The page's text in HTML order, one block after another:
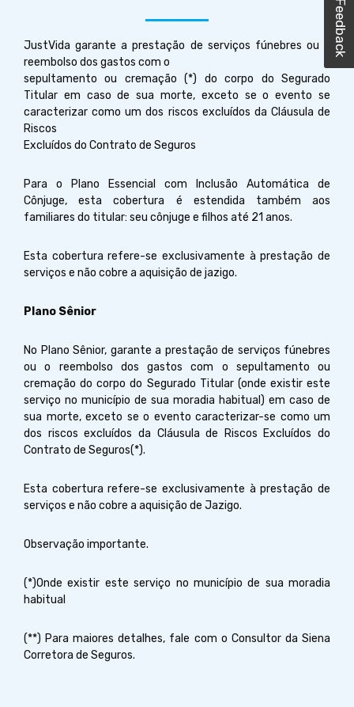
JustVida garante a prestação de serviços fúnebres ou o
reembolso dos gastos com o
sepultamento ou cremação (*) do corpo do Segurado
Titular em caso de sua morte, exceto se o evento se
caracterizar como um dos riscos excluídos da Cláusula de
Riscos
Excluídos do Contrato de Seguros
Para o Plano Essencial com Inclusão Automática de
Cônjuge, esta cobertura é estendida também aos
familiares do titular: seu cônjuge e filhos até 21 anos.
Esta cobertura refere-se exclusivamente à prestação de
serviços e não cobre a aquisição de jazigo.
Plano Sênior
No Plano Sênior, garante a prestação de serviços fúnebres
ou o reembolso dos gastos com o sepultamento ou
cremação do corpo do Segurado Titular (onde existir este
serviço no município de sua moradia habitual) em caso de
sua morte, exceto se o evento caracterizar-se como um
dos riscos excluídos da Cláusula de Riscos Excluídos do
Contrato de Seguros(*).
Esta cobertura refere-se exclusivamente à prestação de
serviços e não cobre a aquisição de Jazigo.
Observação importante.
(*)Onde existir este serviço no município de sua moradia
habitual
(**) Para maiores detalhes, fale com o Consultor da Siena
Corretora de Seguros.
Feedback
Feedback
Feedback
Feedback